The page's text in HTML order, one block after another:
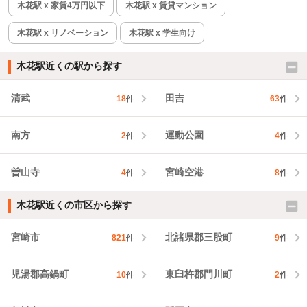
木花駅 x 家賃4万円以下 木花駅 x 賃貸マンション
木花駅 x リノベーション 木花駅 x 学生向け
木花駅近くの駅から探す
清武 18件 田吉 63件
南方 2件 運動公園 4件
曽山寺 4件 宮崎空港 8件
木花駅近くの市区から探す
宮崎市 821件 北諸県郡三股町 9件
児湯郡高鍋町 10件 東臼杵郡門川町 2件